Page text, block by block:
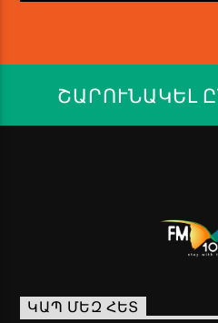
ՇԱՐՈՒՆԱԿԵԼ
ԿԱՊ ՄԵԶ ՀԵՏ